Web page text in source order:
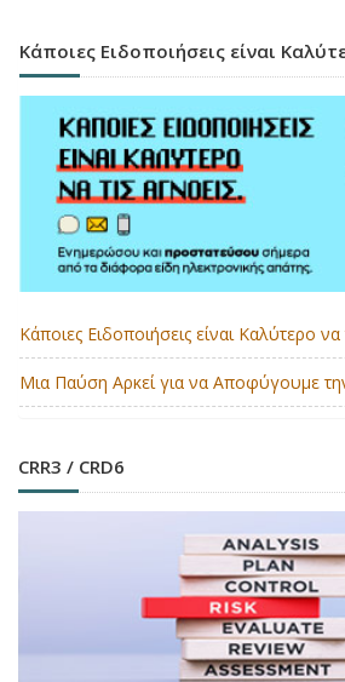
Κάποιες Ειδοποιήσεις είναι
Κάποιες Ειδοποιήσεις είναι Καλύτερο να
Μια Παύση Αρκεί για να Αποφύγουμε
CRR3 / CRD6